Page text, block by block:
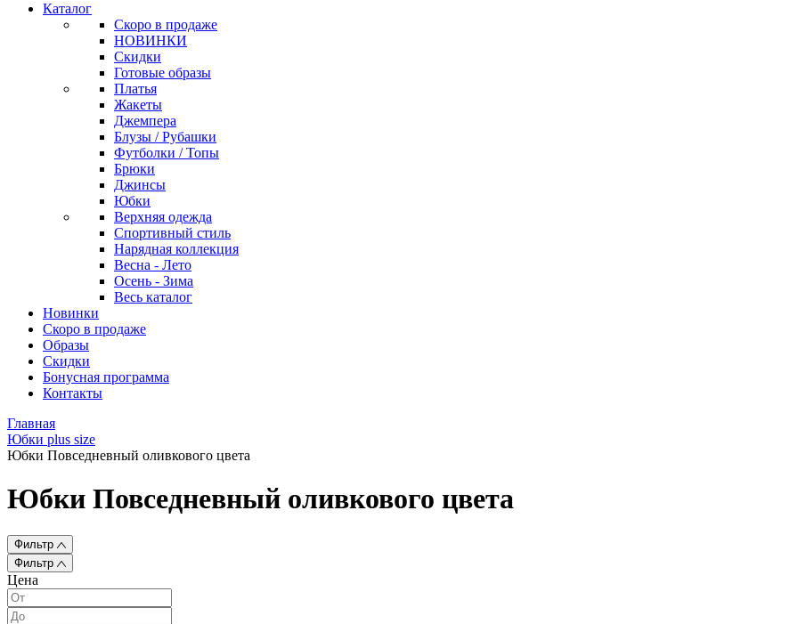
Каталог
Скоро в продаже
НОВИНКИ
Скидки
Готовые образы
Платья
Жакеты
Джемпера
Блузы / Рубашки
Футболки / Топы
Брюки
Джинсы
Юбки
Верхняя одежда
Спортивный стиль
Нарядная коллекция
Весна - Лето
Осень - Зима
Весь каталог
Новинки
Скоро в продаже
Образы
Скидки
Бонусная программа
Контакты
Главная
Юбки plus size
Юбки Повседневный оливкового цвета
Юбки Повседневный оливкового цвета
Фильтр
Фильтр
Цена